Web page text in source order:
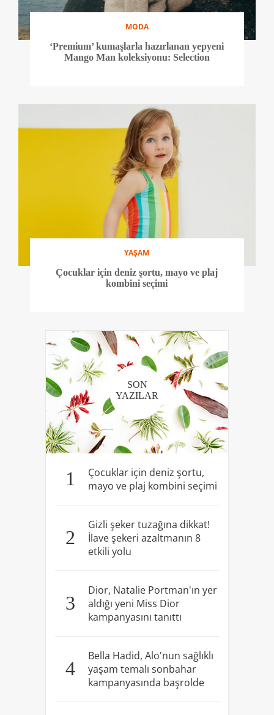
MODA
‘Premium’ kumaşlarla hazırlanan yepyeni
Mango Man koleksiyonu: Selection
YAŞAM
Çocuklar için deniz şortu, mayo ve plaj
kombini seçimi
SON
YAZILAR
1
Çocuklar için deniz şortu,
mayo ve plaj kombini seçimi
2
Gizli şeker tuzağına dikkat!
İlave şekeri azaltmanın 8
etkili yolu
3
Dior, Natalie Portman'ın yer
aldığı yeni Miss Dior
kampanyasını tanıttı
4
Bella Hadid, Alo'nun sağlıklı
yaşam temalı sonbahar
kampanyasında başrolde